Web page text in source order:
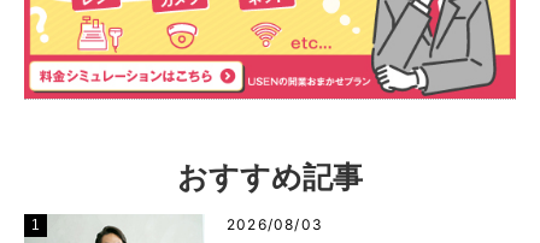
おすすめ記事
2026/08/03